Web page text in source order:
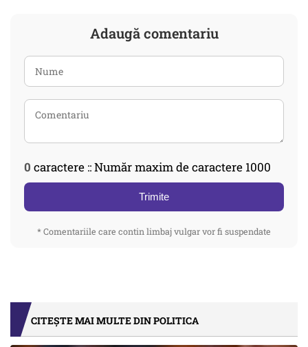
Adaugă comentariu
0 caractere :: Număr maxim de caractere 1000
Trimite
* Comentariile care contin limbaj vulgar vor fi suspendate
CITEȘTE MAI MULTE DIN POLITICA